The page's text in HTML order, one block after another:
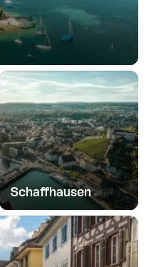
Schaffhausen